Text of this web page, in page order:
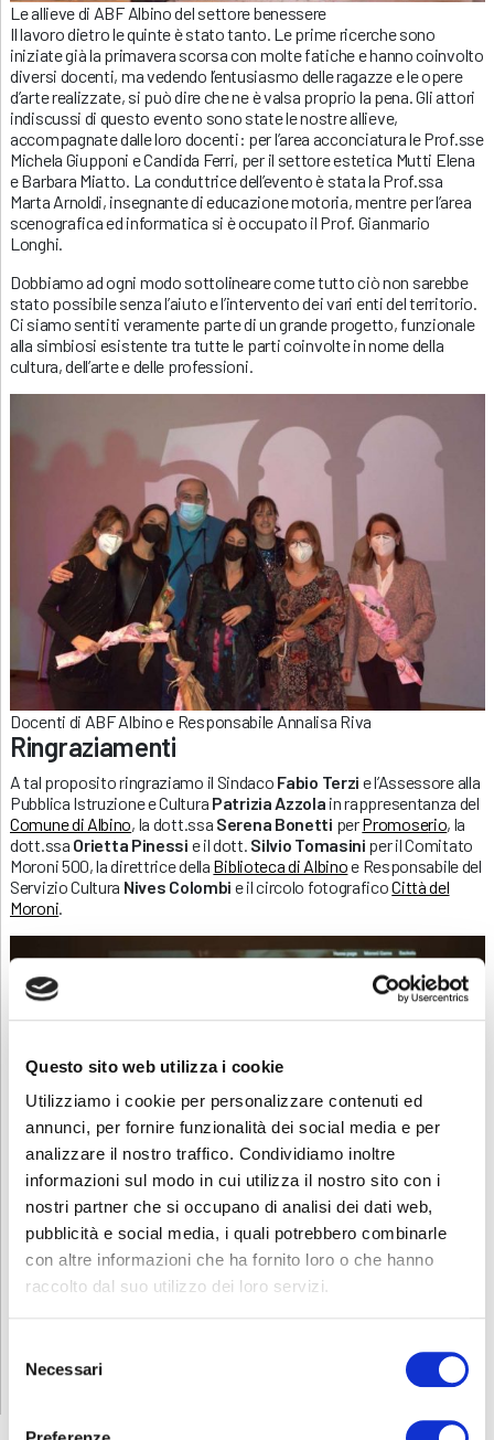
Questo sito web utilizza i cookie
Utilizziamo i cookie per personalizzare contenuti ed
annunci, per fornire funzionalità dei social media e per
analizzare il nostro traffico. Condividiamo inoltre
informazioni sul modo in cui utilizza il nostro sito con i
nostri partner che si occupano di analisi dei dati web,
pubblicità e social media, i quali potrebbero combinarle
con altre informazioni che ha fornito loro o che hanno
raccolto dal suo utilizzo dei loro servizi.
delNecessari
Le allieve di ABF Albino del settore benessere
Il lavoro dietro le quinte è stato tanto. Le prime ricerche sono
iniziate già la primavera scorsa con molte fatiche e hanno coinvolto
diversi docenti, ma vedendo l’entusiasmo delle ragazze e le opere
d’arte realizzate, si può dire che ne è valsa proprio la pena. Gli attori
indiscussi di questo evento sono state le nostre allieve,
accompagnate dalle loro docenti: per l’area acconciatura le Prof.sse
Michela Giupponi e Candida Ferri, per il settore estetica Mutti Elena
e Barbara Miatto. La conduttrice dell’evento è stata la Prof.ssa
Marta Arnoldi, insegnante di educazione motoria, mentre per l’area
scenografica ed informatica si è occupato il Prof. Gianmario
Longhi.
Dobbiamo ad ogni modo sottolineare come tutto ciò non sarebbe
stato possibile senza l’aiuto e l’intervento dei vari enti del territorio.
Ci siamo sentiti veramente parte di un grande progetto, funzionale
alla simbiosi esistente tra tutte le parti coinvolte in nome della
cultura, dell’arte e delle professioni.
Docenti di ABF Albino e Responsabile Annalisa Riva
Ringraziamenti
A tal proposito ringraziamo il Sindaco Fabio Terzi e l’Assessore alla
Pubblica Istruzione e Cultura Patrizia Azzola in rappresentanza del
Comune di Albino, la dott.ssa Serena Bonetti perPromoserio, la
dott.ssa Orietta Pinessi e il dott. Silvio Tomasini per il Comitato
Moroni 500, la direttrice della Biblioteca di Albinoe Responsabile del
Servizio Cultura Nives Colombi e il circolo fotograficoCittà del
Moroni
Il Sindaco di Albino Fabio Terzi e l’Assessore alla Pubblica Istruzione
e Cultura Patrizia Azzola parlano sul palco dell’auditorium
riguardanti la salute e la bellezza nel ‘500 puoi visitare il
sito creato